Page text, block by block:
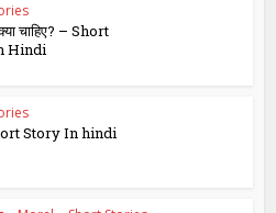
चाहिए? – Short
Hindi
Story In hindi